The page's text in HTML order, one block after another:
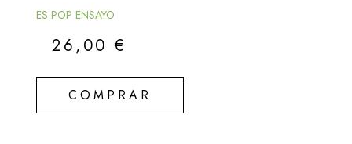
ES POP ENSAYO
26,00€
COMPRAR